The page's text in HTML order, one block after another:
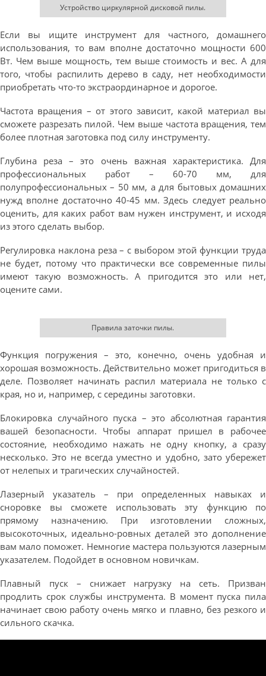
Устройство циркулярной дисковой пилы.
Если вы ищите инструмент для частного, домашнего
использования, то вам вполне достаточно мощности 600
Вт. Чем выше мощность, тем выше стоимость и вес. А для
того, чтобы распилить дерево в саду, нет необходимости
приобретать что-то экстраординарное и дорогое.
Частота вращения – от этого зависит, какой материал вы
сможете разрезать пилой. Чем выше частота вращения, тем
более плотная заготовка под силу инструменту.
Глубина реза – это очень важная характеристика. Для
профессиональных работ – 60-70 мм, для
полупрофессиональных – 50 мм, а для бытовых домашних
нужд вполне достаточно 40-45 мм. Здесь следует реально
оценить, для каких работ вам нужен инструмент, и исходя
из этого сделать выбор.
Регулировка наклона реза – с выбором этой функции труда
не будет, потому что практически все современные пилы
имеют такую возможность. А пригодится это или нет,
оцените сами.
Правила заточки пилы.
Функция погружения – это, конечно, очень удобная и
хорошая возможность. Действительно может пригодиться в
деле. Позволяет начинать распил материала не только с
края, но и, например, с середины заготовки.
Блокировка случайного пуска – это абсолютная гарантия
вашей безопасности. Чтобы аппарат пришел в рабочее
состояние, необходимо нажать не одну кнопку, а сразу
несколько. Это не всегда уместно и удобно, зато убережет
от нелепых и трагических случайностей.
Лазерный указатель – при определенных навыках и
сноровке вы сможете использовать эту функцию по
прямому назначению. При изготовлении сложных,
высокоточных, идеально-ровных деталей это дополнение
вам мало поможет. Немногие мастера пользуются лазерным
указателем. Подойдет в основном новичкам.
Плавный пуск – снижает нагрузку на сеть. Призван
продлить срок службы инструмента. В момент пуска пила
начинает свою работу очень мягко и плавно, без резкого и
сильного скачка.